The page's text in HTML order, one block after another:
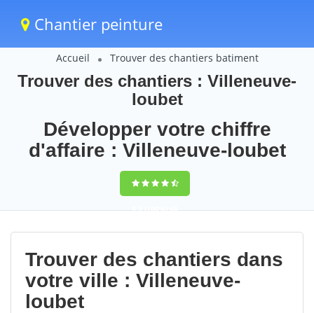
Chantier peinture
Accueil Trouver des chantiers batiment
Trouver des chantiers : Villeneuve-
loubet
Développer votre chiffre
d'affaire : Villeneuve-loubet
9,5(100%)68
votes
Trouver des chantiers dans
votre ville : Villeneuve-
loubet